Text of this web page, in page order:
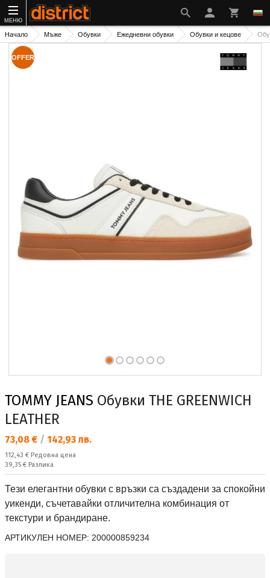
МЕНЮ
Начало Мъже Обувки Ежедневни обувки Обувки и кецове
OFFER
TOMMY JEANS Обувки THE GREENWICH
LEATHER
Текуща цена:
73,08 € / 142,93 лв.
Редовна цена:
112,43 € Редовна цена
Спестявате:
39,35 € Разлика
Тези елегантни обувки с връзки са създадени за спокойни
уикенди, съчетавайки отличителна комбинация от
текстури и брандиране.
АРТИКУЛЕН НОМЕР: 200000859234